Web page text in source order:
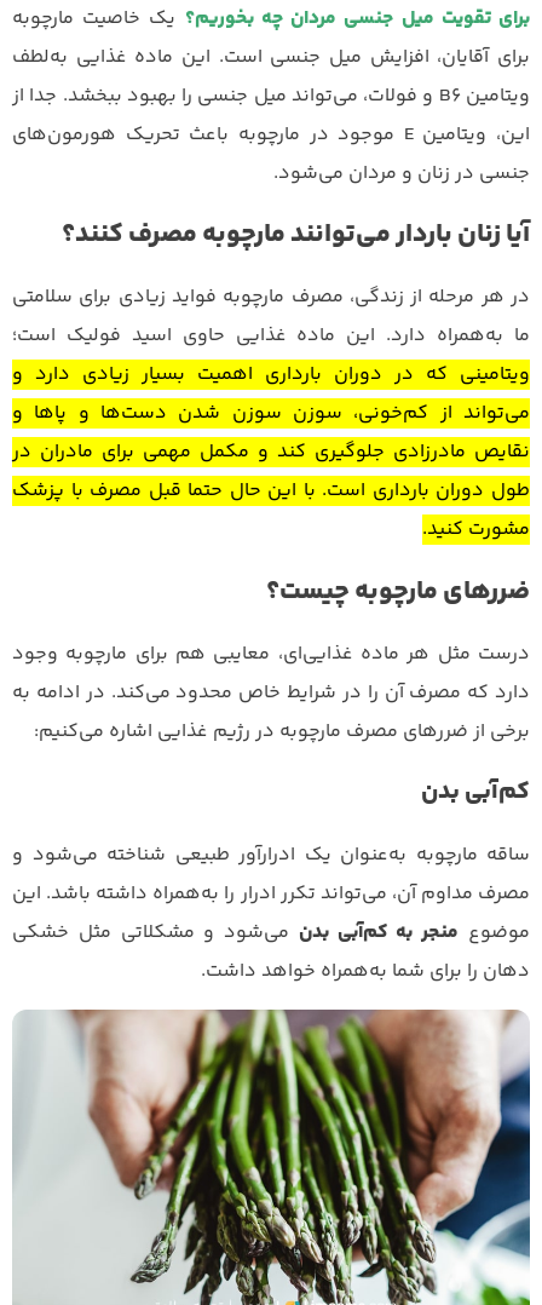
برای تقویت میل جنسی مردان چه بخوریم؟ یک خاصیت مارچوبه
برای آقایان، افزایش میل جنسی است. این ماده غذایی به‌لطف
ویتامین B6 و فولات، می‌تواند میل جنسی را بهبود ببخشد. جدا از
این، ویتامین E موجود در مارچوبه باعث تحریک هورمون‌های
جنسی در زنان و مردان می‌شود.
آیا زنان باردار می‌توانند مارچوبه مصرف کنند؟
در هر مرحله از زندگی، مصرف مارچوبه فواید زیادی برای سلامتی
ما به‌همراه دارد. این ماده غذایی حاوی اسید فولیک است؛
ویتامینی که در دوران بارداری اهمیت بسیار زیادی دارد و
می‌تواند از کم‌خونی، سوزن‌ سوزن شدن دست‌ها و پاها و
نقایص مادرزادی جلوگیری کند و مکمل مهمی برای مادران در
طول دوران بارداری است. با این حال حتما قبل مصرف با پزشک
مشورت کنید.
ضررهای مارچوبه چیست؟
درست مثل هر ماده غذایی‌‌ای، معایبی هم برای مارچوبه وجود
دارد که مصرف آن را در شرایط خاص محدود می‌کند. در ادامه به
برخی از ضررهای مصرف مارچوبه در رژیم غذایی اشاره می‌کنیم:
کم‌آبی بدن
ساقه مارچوبه به‌عنوان یک ادرارآور طبیعی شناخته می‌شود و
مصرف مداوم آن، می‌تواند تکرر ادرار را به‌همراه داشته باشد. این
موضوع منجر به کم‌آبی بدن می‌شود و مشکلاتی مثل خشکی
دهان را برای شما به‌همراه خواهد داشت.